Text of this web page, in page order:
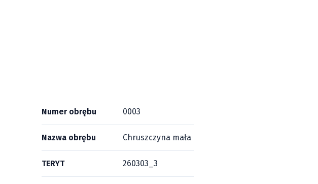
Numer obrębu 0003
Nazwa obrębu Chruszczyna mała
TERYT 260303_3